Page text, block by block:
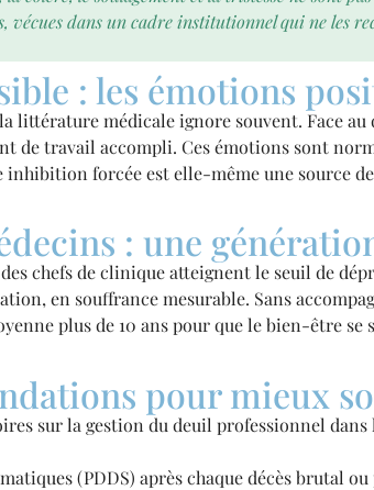
dans un cadre institutionnel qui ne les
: les émotions
littérature médicale ignore souvent. Face
de travail accompli. Ces émotions sont
forcée est elle-même une source
: une
des chefs de clinique atteignent le seuil de
en souffrance mesurable. Sans
plus de 10 ans pour que le bien-être se
pour mieux
sur la gestion du deuil professionnel
(PDDS) après chaque décès brutal